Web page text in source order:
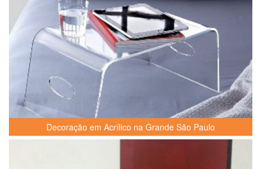
Decoração em Acrílico na Grande São Paulo